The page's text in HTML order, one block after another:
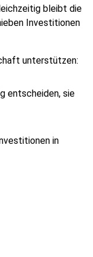
bleibt die
Investitionen
unterstützen:
entscheiden, sie
in